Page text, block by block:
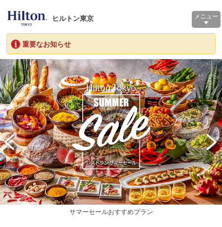
ヒルトン東京 メニュー
重要なお知らせ
サマーセールおすすめプラン